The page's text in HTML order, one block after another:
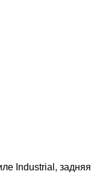
Industrial, задняя